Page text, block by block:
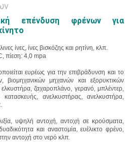
επένδυση φρένων για
ίνες, ίνες βισκόζης και ρητίνη, κλπ.
πίεση: 4,0 mpa
ευρέως για την επιβράδυνση και το
βιομηχανικών μηχανών και εξορυκτικών
ζαχαροπλάνο, γερανό, μπλέντερ,
κατασκευής, ανελκυστήρας, ανελκυστήρα,
υψηλή αντοχή, αντοχή σε κρούσματα,
και αναστομία, ευέλικτο φρένο,
αντοχή στο νερό κλπ.